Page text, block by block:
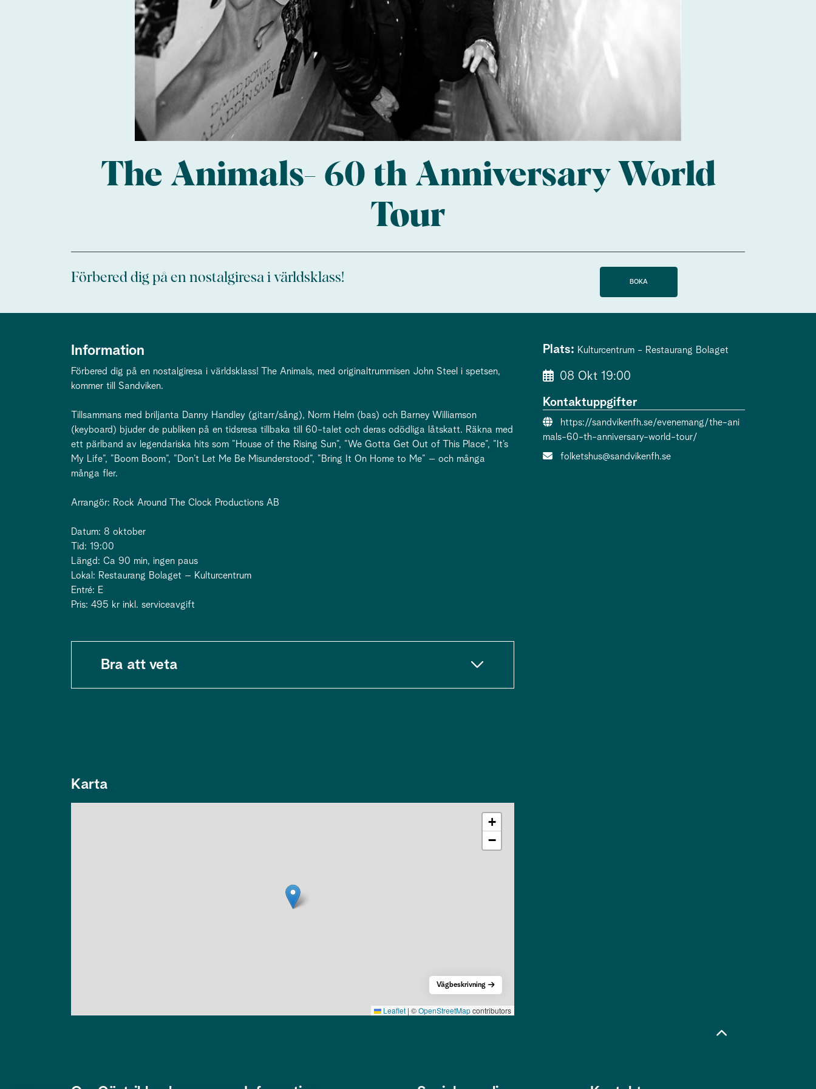
The Animals- 60 th Anniversary World
Tour
Förbered dig på en nostalgiresa i världsklass! BOKA
Information
Förbered dig på en nostalgiresa i världsklass! The Animals, med originaltrummisen John Steel i spetsen,
kommer till Sandviken.
Tillsammans med briljanta Danny Handley (gitarr/sång), Norm Helm (bas) och Barney Williamson
(keyboard) bjuder de publiken på en tidsresa tillbaka till 60-talet och deras odödliga låtskatt. Räkna med
ett pärlband av legendariska hits som ”House of the Rising Sun”, ”We Gotta Get Out of This Place”, ”It’s
My Life”, ”Boom Boom”, ”Don’t Let Me Be Misunderstood”, ”Bring It On Home to Me” – och många
många fler.
Arrangör: Rock Around The Clock Productions AB
Datum: 8 oktober
Tid: 19:00
Längd: Ca 90 min, ingen paus
Lokal: Restaurang Bolaget – Kulturcentrum
Entré: E
Pris: 495 kr inkl. serviceavgift
Bra att veta
Plats: Kulturcentrum - Restaurang Bolaget
08 Okt 19:00
Kontaktuppgifter
Evenemangslänk:
https://sandvikenfh.se/evenemang/the-ani
mals-60-th-anniversary-world-tour/
E-post:
folketshus@sandvikenfh.se
Karta
+
−
Leaflet | ©OpenStreetMapcontributors
Vägbeskrivning